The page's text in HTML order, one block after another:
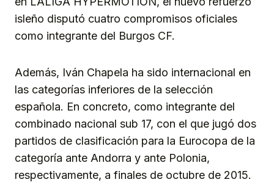
isleño disputó cuatro compromisos oficiales
como integrante del Burgos CF.
Además, Iván Chapela ha sido internacional en
las categorías inferiores de la selección
española. En concreto, como integrante del
combinado nacional sub 17, con el que jugó dos
partidos de clasificación para la Eurocopa de la
categoría ante Andorra y ante Polonia,
respectivamente, a finales de octubre de 2015.